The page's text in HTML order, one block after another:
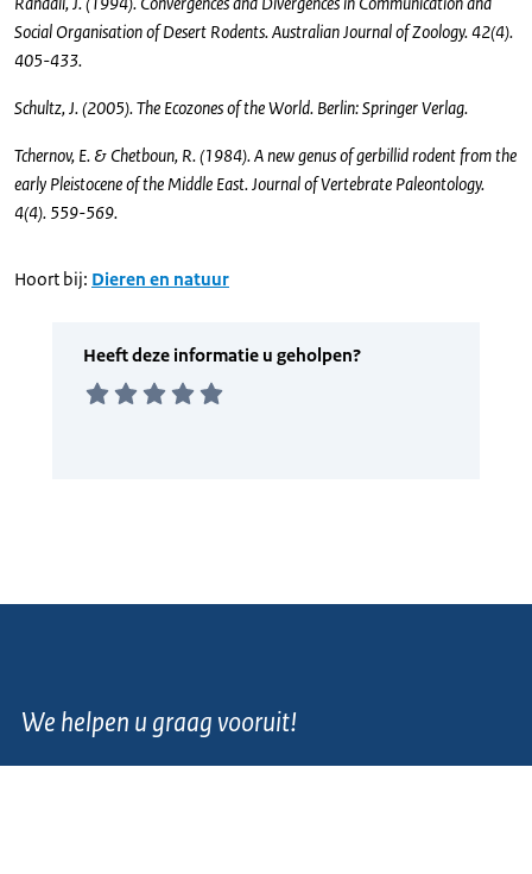
Social Organisation of Desert Rodents. Australian Journal of Zoology. 42(4).
405-433.
Schultz, J. (2005). The Ecozones of the World. Berlin: Springer Verlag.
Tchernov, E. & Chetboun, R. (1984). A new genus of gerbillid rodent from the
early Pleistocene of the Middle East. Journal of Vertebrate Paleontology.
4(4). 559-569.
Hoort bij: Dieren en natuur
We helpen u graag vooruit!